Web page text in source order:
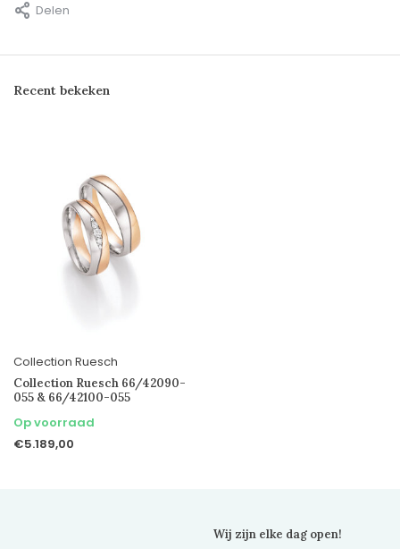
Delen
Recent bekeken
Collection Ruesch
Collection Ruesch 66/42090-
055 & 66/42100-055
Op voorraad
€5.189,00
Wij zijn elke dag open!